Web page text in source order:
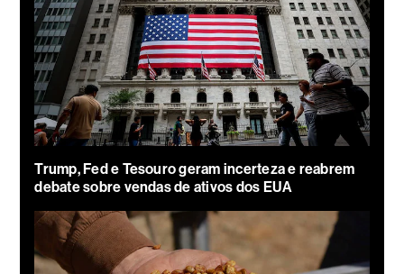
Trump, Fed e Tesouro geram incerteza e reabrem
debate sobre vendas de ativos dos EUA